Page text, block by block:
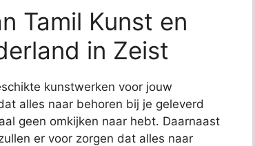
Tamil Kunst en
in Zeist
kunstwerken voor jouw
alles naar behoren bij je geleverd
geen omkijken naar hebt. Daarnaast
er voor zorgen dat alles naar